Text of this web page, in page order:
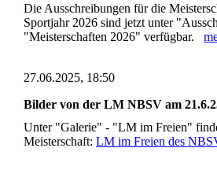
Die Ausschreibungen für die
Sportjahr 2026 sind jetzt unter
"Meisterschaften 2026" verfügbar.
27.06.2025, 18:50
Bilder von der LM NBSV am
Unter "Galerie" - "LM im Freien"
Meisterschaft: LM im Freien des